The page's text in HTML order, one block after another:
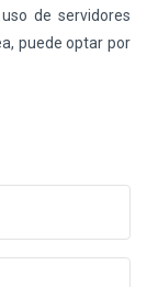
de servidores
puede optar por